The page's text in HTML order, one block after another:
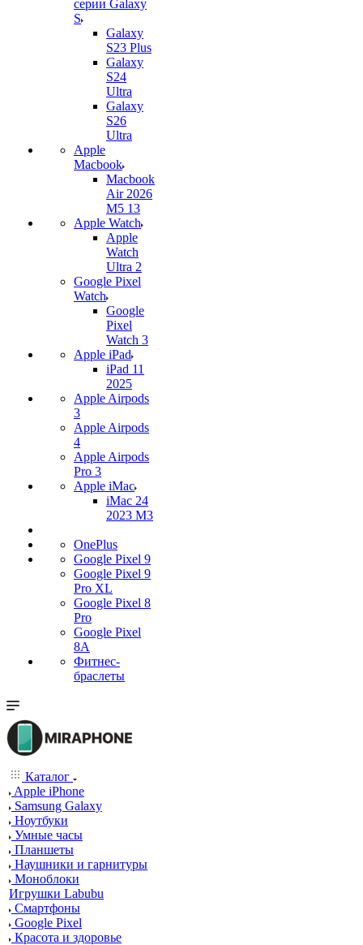
серии Galaxy
S
Galaxy
S23 Plus
Galaxy
S24
Ultra
Galaxy
S26
Ultra
Apple
Macbook
Macbook
Air 2026
M5 13
Apple Watch
Apple
Watch
Ultra 2
Google Pixel
Watch
Google
Pixel
Watch 3
Apple iPad
iPad 11
2025
Apple Airpods
3
Apple Airpods
4
Apple Airpods
Pro 3
Apple iMac
iMac 24
2023 M3
OnePlus
Google Pixel 9
Google Pixel 9
Pro XL
Google Pixel 8
Pro
Google Pixel
8A
Фитнес-
браслеты
Каталог
Apple iPhone
Samsung Galaxy
Ноутбуки
Умные часы
Планшеты
Наушники и гарнитуры
Моноблоки
Игрушки Labubu
Смартфоны
Google Pixel
Красота и здоровье